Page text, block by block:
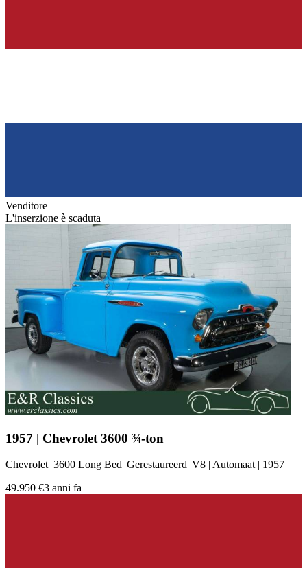
Venditore
L'inserzione è scaduta
1957 | Chevrolet 3600 ¾-ton
Chevrolet 3600 Long Bed| Gerestaureerd| V8 | Automaat | 1957
49.950 €3 anni fa